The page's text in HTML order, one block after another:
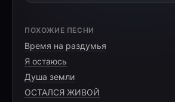
Зашёл за хлебом — чек на тыщу,
В баке пусто, рубль не ищут.
Налоги съели всю зарплату,
ПОХОЖИЕ ПЕСНИ
Время на раздумья
Я остаюсь
Душа земли
ОСТАЛСЯ ЖИВОЙ